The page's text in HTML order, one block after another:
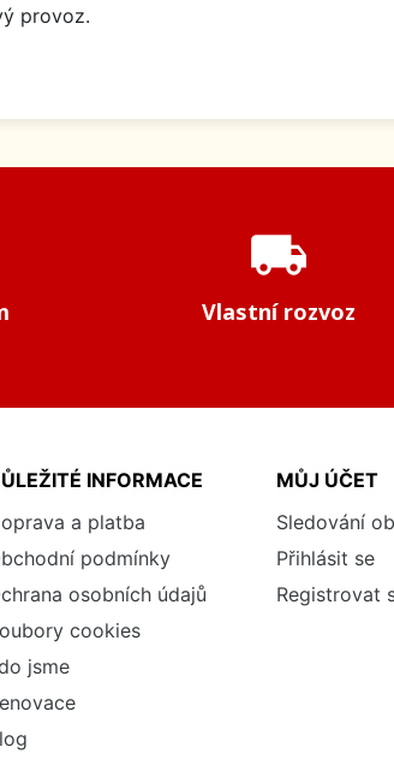
provoz.
local_shipping
Vlastní rozvoz
INFORMACE
a platba
podmínky
osobních údajů
cookies
jsme
MŮJ ÚČET
Sledování
Přihlásit se
Registrovat